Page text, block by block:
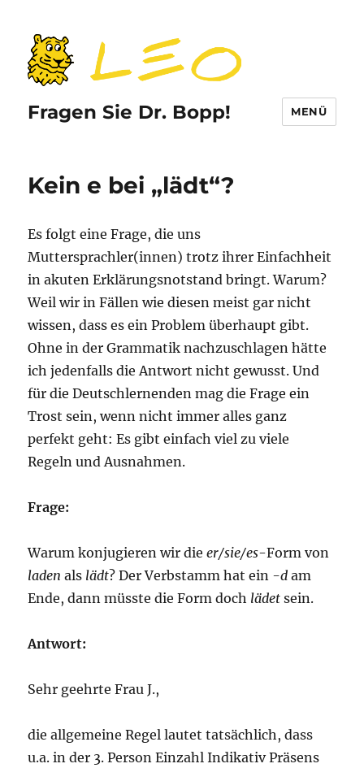
Fragen Sie Dr. Bopp! MENÜ
Kein e bei „lädt“?
Es folgt eine Frage, die uns
Muttersprachler(innen) trotz ihrer Einfachheit
in akuten Erklärungsnotstand bringt. Warum?
Weil wir in Fällen wie diesen meist gar nicht
wissen, dass es ein Problem überhaupt gibt.
Ohne in der Grammatik nachzuschlagen hätte
ich jedenfalls die Antwort nicht gewusst. Und
für die Deutschlernenden mag die Frage ein
Trost sein, wenn nicht immer alles ganz
perfekt geht: Es gibt einfach viel zu viele
Regeln und Ausnahmen.
Frage:
Warum konjugieren wir dieer/sie/es-Form von
ladenals lädt? Der Verbstamm hat ein -dam
Ende, dann müsste die Form doch lädetsein.
Antwort:
Sehr geehrte Frau J.,
die allgemeine Regel lautet tatsächlich, dass
u.a. in der 3. Person Einzahl Indikativ Präsens